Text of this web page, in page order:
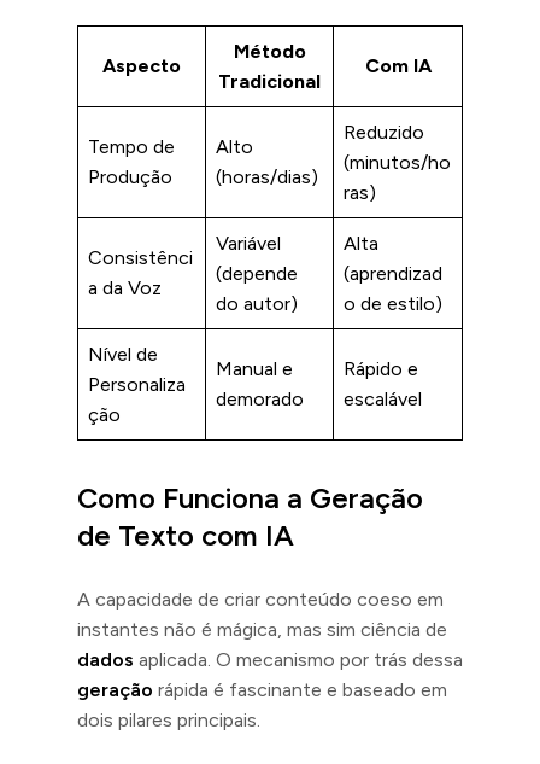
Aspecto
Método
Tradicional
Com IA
Tempo de
Produção
Alto
(horas/dias)
Reduzido
(minutos/ho
ras)
Consistênci
a da Voz
Variável
(depende
do autor)
Alta
(aprendizad
o de estilo)
Nível de
Personaliza
ção
Manual e
demorado
Rápido e
escalável
Como Funciona a Geração
de Texto com IA
A capacidade de criar conteúdo coeso em
instantes não é mágica, mas sim ciência de
dados aplicada. O mecanismo por trás dessa
geração rápida é fascinante e baseado em
dois pilares principais.